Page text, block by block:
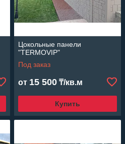
Цокольные панели
"TERMOVIP"
Под заказ
от 15 500 ₸/кв.м
Купить